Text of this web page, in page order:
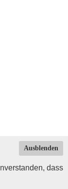
Ausblenden
dass